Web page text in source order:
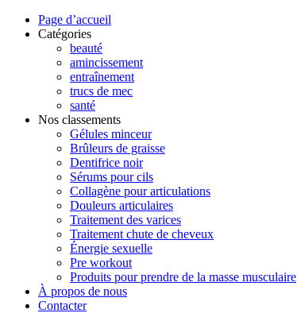
Page d’accueil
Catégories
beauté
amincissement
entraînement
trucs de mec
santé
Nos classements
Gélules minceur
Brûleurs de graisse
Dentifrice noir
Sérums pour cils
Collagène pour articulations
Douleurs articulaires
Traitement des varices
Traitement chute de cheveux
Énergie sexuelle
Pre workout
Produits pour prendre de la masse musculaire
À propos de nous
Contacter